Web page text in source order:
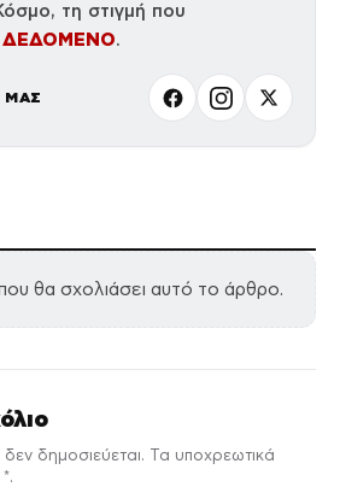
τη στιγμή που
ΔΕΔΟΜΕΝΟ.
ΜΑΣ
θα σχολιάσει αυτό το άρθρο.
δημοσιεύεται. Τα υποχρεωτικά